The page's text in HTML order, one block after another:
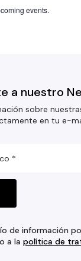
events.
a nuestro
sobre
en tu e-
de información
a lapolítica de